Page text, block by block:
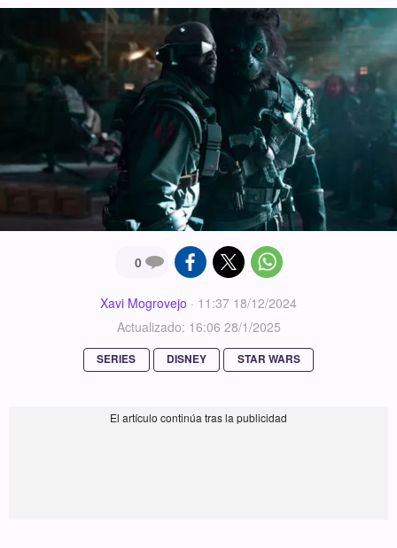
0
Xavi Mogrovejo · 11:37 18/12/2024
Actualizado: 16:06 28/1/2025
SERIES DISNEY STAR WARS